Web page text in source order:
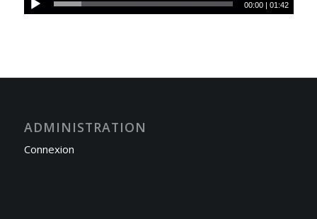
00:00 |01:42
ADMINISTRATION
Connexion